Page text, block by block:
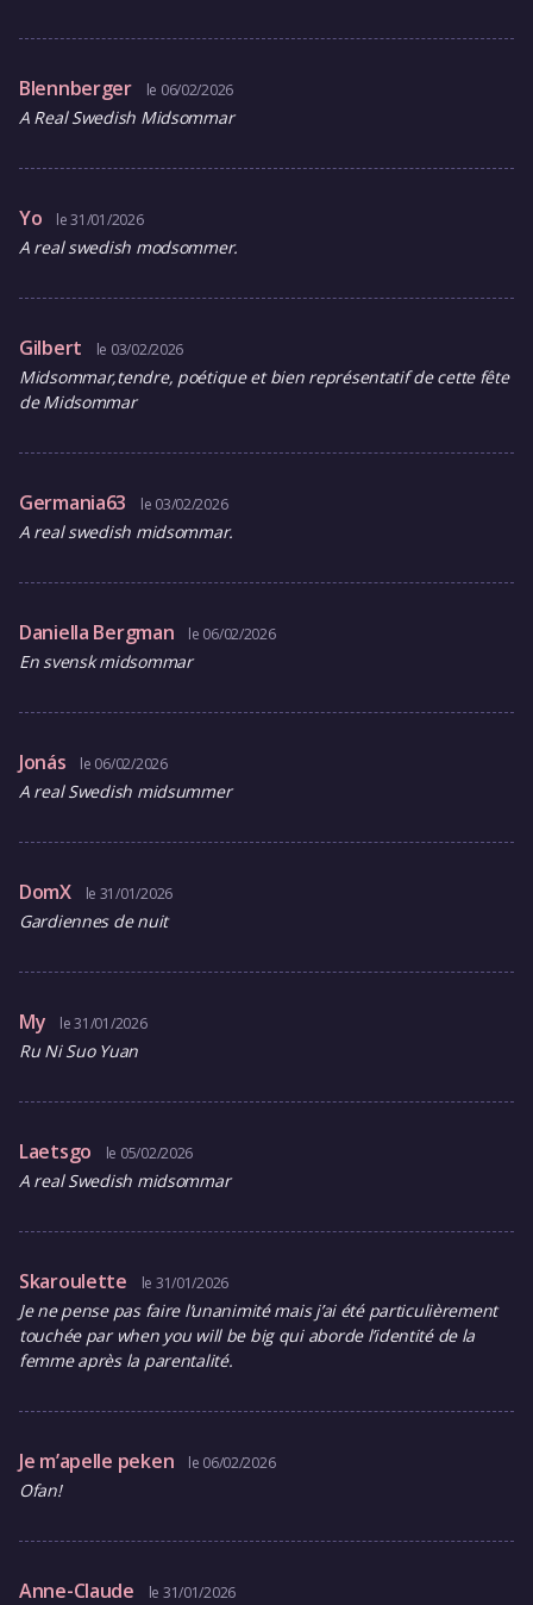
Blennberger le 06/02/2026
A Real Swedish Midsommar
Yo le 31/01/2026
A real swedish modsommer.
Gilbert le 03/02/2026
Midsommar,tendre, poétique et bien représentatif de cette fête
de Midsommar
Germania63 le 03/02/2026
A real swedish midsommar.
Daniella Bergman le 06/02/2026
En svensk midsommar
Jonás le 06/02/2026
A real Swedish midsummer
DomX le 31/01/2026
Gardiennes de nuit
My le 31/01/2026
Ru Ni Suo Yuan
Laetsgo le 05/02/2026
A real Swedish midsommar
Skaroulette le 31/01/2026
Je ne pense pas faire l’unanimité mais j’ai été particulièrement
touchée par when you will be big qui aborde l’identité de la
femme après la parentalité.
Je m’apelle peken le 06/02/2026
Ofan!
Anne-Claude le 31/01/2026